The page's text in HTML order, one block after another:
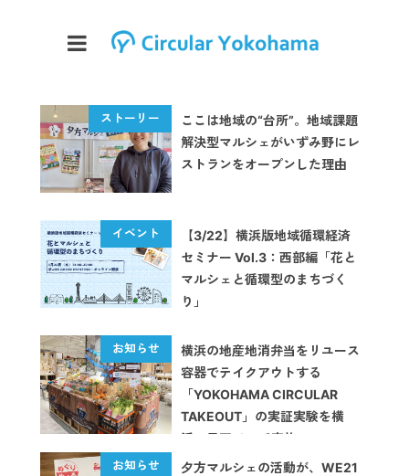
ここは地域の“台所”。地域課題
解決型マルシェがいずみ野にレ
ストランをオープンした理由
【3/22】横浜版地域循環経済
セミナー Vol.3：西部編「花と
マルシェと循環型のまちづく
り」
横浜の地産地消弁当をリユース
容器でテイクアウトする
「YOKOHAMA CIRCULAR
TAKEOUT」の実証実験を横
浜・星天qlayで実施
夕方マルシェの活動が、WE21